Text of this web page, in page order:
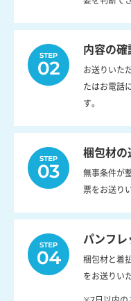
内容の確
お送りいた
たはお電話
す。
梱包材の
無事条件が
票をお送り
パンフレ
梱包材と着
をお送りい